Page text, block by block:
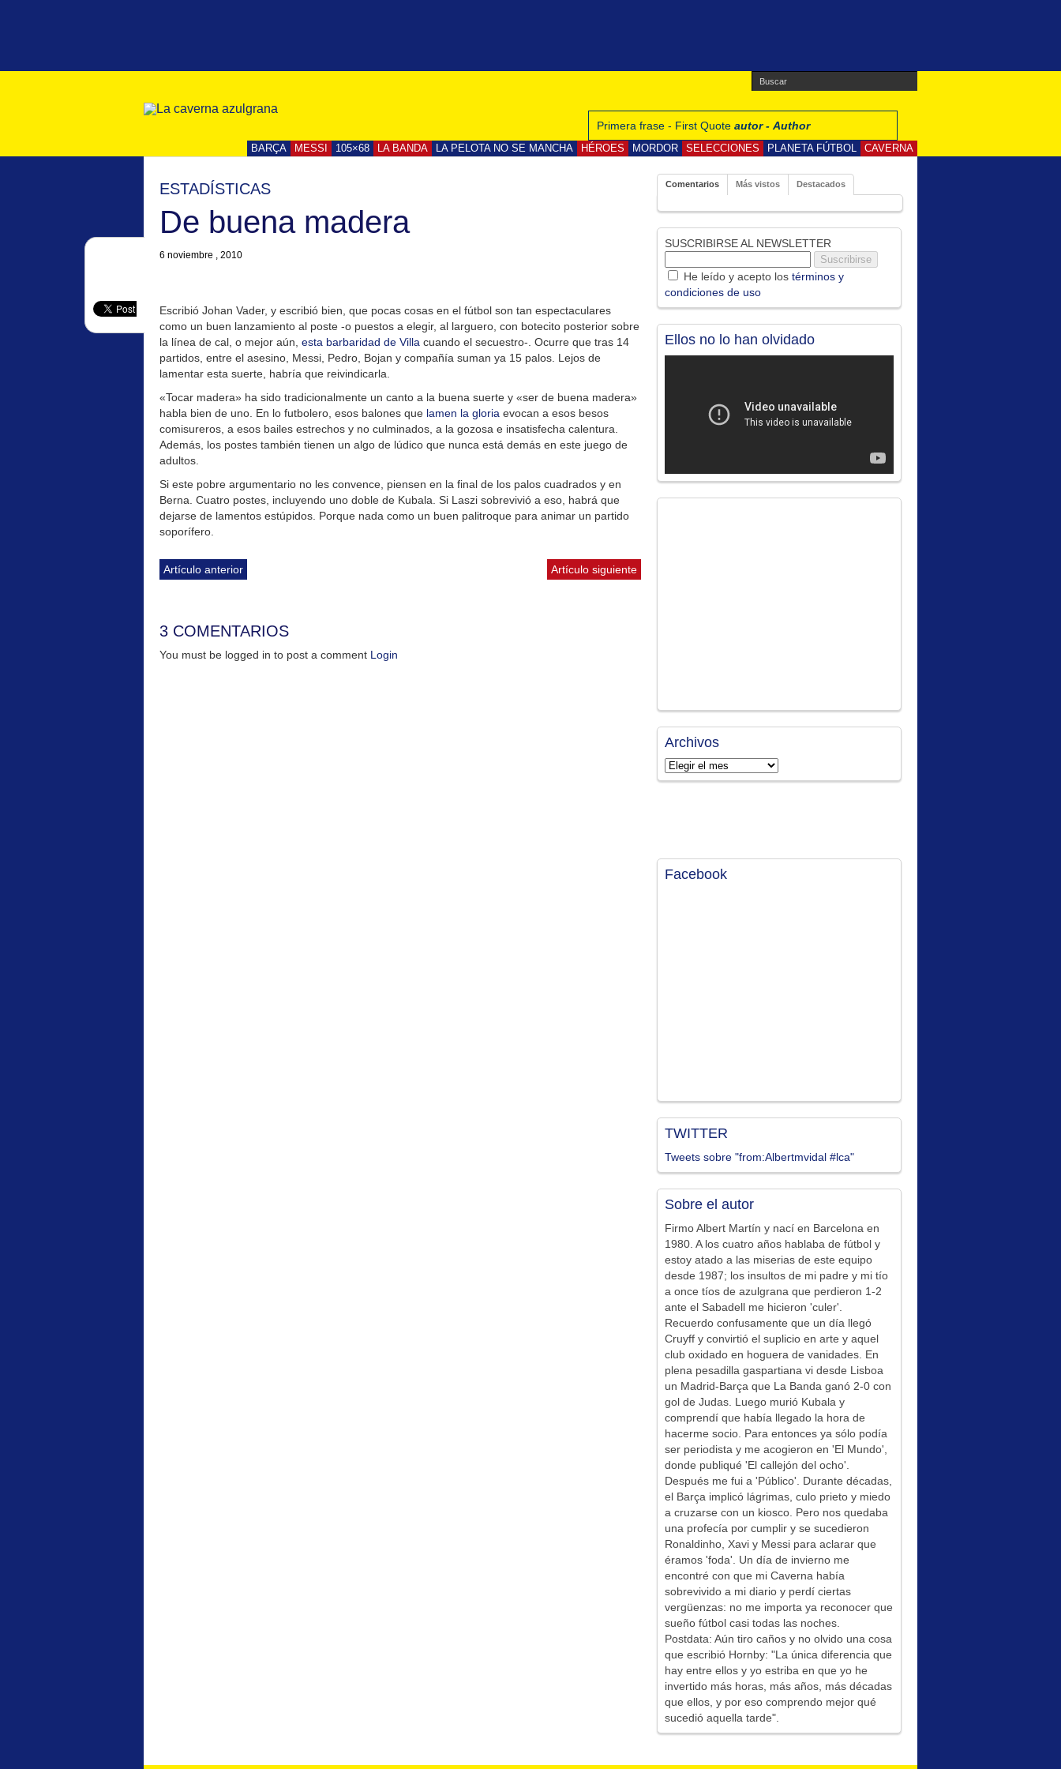
Primera frase - First Quote autor - Author
BARÇA MESSI 105×68 LA BANDA LA PELOTA NO SE MANCHA HÉROES MORDOR SELECCIONES PLANETA FÚTBOL CAVERNA
ESTADÍSTICAS
De buena madera
6 noviembre , 2010
Escribió Johan Vader, y escribió bien, que pocas cosas en el fútbol son tan espectaculares
como un buen lanzamiento al poste -o puestos a elegir, al larguero, con botecito posterior sobre
la línea de cal, o mejor aún, esta barbaridad de Villa cuando el secuestro-. Ocurre que tras 14
partidos, entre el asesino, Messi, Pedro, Bojan y compañía suman ya 15 palos. Lejos de
lamentar esta suerte, habría que reivindicarla.
«Tocar madera» ha sido tradicionalmente un canto a la buena suerte y «ser de buena madera»
habla bien de uno. En lo futbolero, esos balones que lamen la gloria evocan a esos besos
comisureros, a esos bailes estrechos y no culminados, a la gozosa e insatisfecha calentura.
Además, los postes también tienen un algo de lúdico que nunca está demás en este juego de
adultos.
Si este pobre argumentario no les convence, piensen en la final de los palos cuadrados y en
Berna. Cuatro postes, incluyendo uno doble de Kubala. Si Laszi sobrevivió a eso, habrá que
dejarse de lamentos estúpidos. Porque nada como un buen palitroque para animar un partido
soporífero.
Artículo anterior Artículo siguiente
3 COMENTARIOS
You must be logged in to post a comment Login
Comentarios Más vistos Destacados
SUSCRIBIRSE AL NEWSLETTER
He leído y acepto los términos y
condiciones de uso
Ellos no lo han olvidado
Archivos
Archivos
Facebook
TWITTER
Tweets sobre "from:Albertmvidal #lca"
Sobre el autor
Firmo Albert Martín y nací en Barcelona en
1980. A los cuatro años hablaba de fútbol y
estoy atado a las miserias de este equipo
desde 1987; los insultos de mi padre y mi tío
a once tíos de azulgrana que perdieron 1-2
ante el Sabadell me hicieron 'culer'.
Recuerdo confusamente que un día llegó
Cruyff y convirtió el suplicio en arte y aquel
club oxidado en hoguera de vanidades. En
plena pesadilla gaspartiana vi desde Lisboa
un Madrid-Barça que La Banda ganó 2-0 con
gol de Judas. Luego murió Kubala y
comprendí que había llegado la hora de
hacerme socio. Para entonces ya sólo podía
ser periodista y me acogieron en 'El Mundo',
donde publiqué 'El callejón del ocho'.
Después me fui a 'Público'. Durante décadas,
el Barça implicó lágrimas, culo prieto y miedo
a cruzarse con un kiosco. Pero nos quedaba
una profecía por cumplir y se sucedieron
Ronaldinho, Xavi y Messi para aclarar que
éramos 'foda'. Un día de invierno me
encontré con que mi Caverna había
sobrevivido a mi diario y perdí ciertas
vergüenzas: no me importa ya reconocer que
sueño fútbol casi todas las noches.
Postdata: Aún tiro caños y no olvido una cosa
que escribió Hornby: "La única diferencia que
hay entre ellos y yo estriba en que yo he
invertido más horas, más años, más décadas
que ellos, y por eso comprendo mejor qué
sucedió aquella tarde".